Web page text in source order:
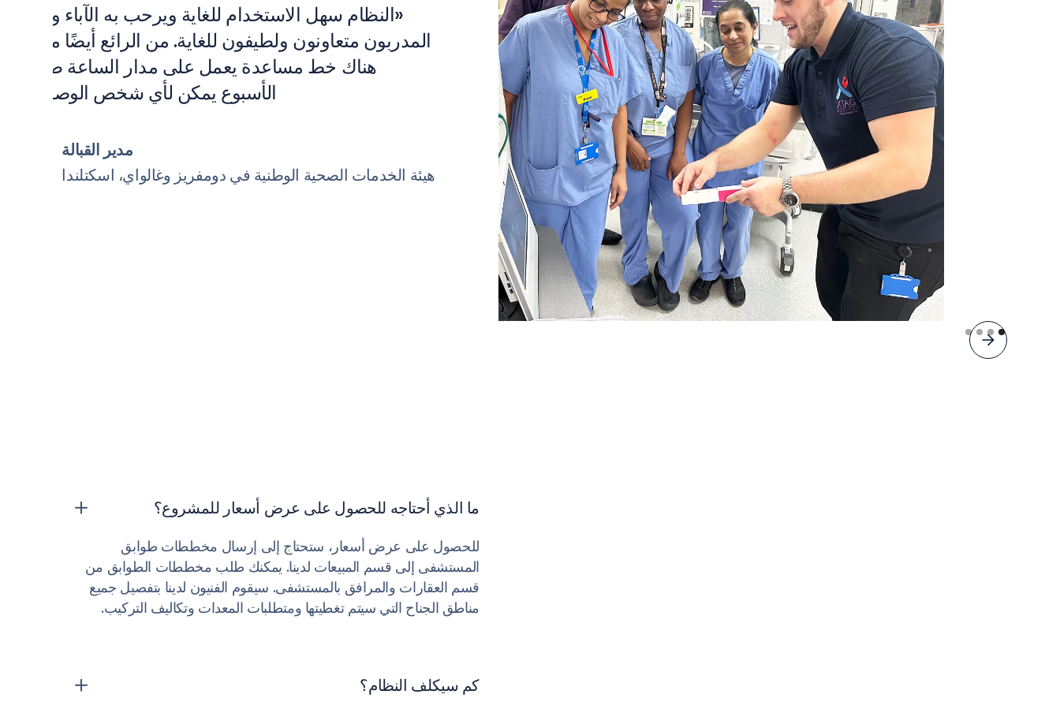
«النظام سهل الاستخدام للغاية ويرحب به الآباء
المدربون متعاونون ولطيفون للغاية. من الرائع أيضًا معرفة
هناك خط مساعدة يعمل على مدار الساعة طوال
الأسبوع يمكن لأي شخص الوصول
مدير القبالة
هيئة الخدمات الصحية الوطنية في دومفريز وغالواي، اسكتلندا
ما الذي أحتاجه للحصول على عرض أسعار للمشروع؟
للحصول على عرض أسعار، ستحتاج إلى إرسال مخططات طوابق
المستشفى إلى قسم المبيعات لدينا. يمكنك طلب مخططات الطوابق من
قسم العقارات والمرافق بالمستشفى. سيقوم الفنيون لدينا بتفصيل جميع
مناطق الجناح التي سيتم تغطيتها ومتطلبات المعدات وتكاليف التركيب.
كم سيكلف النظام؟